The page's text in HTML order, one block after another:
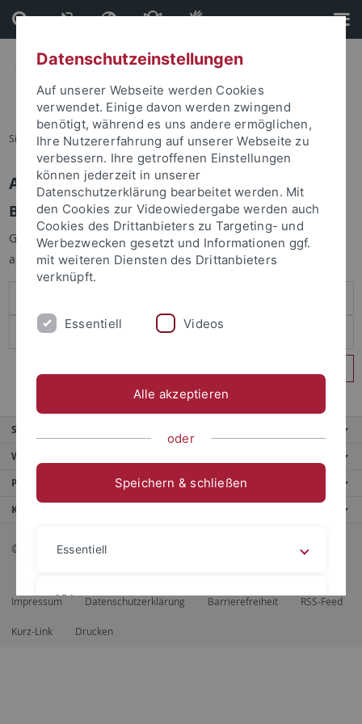
Direkt
zum
Inhalt
Direkt
zur
Fußleiste
Sie sind hier: Startseite
Anmelden
Benutzeranmeldung
Geben Sie Ihren Benutzernamen und Ihr Passwort an um sich
anzumelden:
Service
Weitere Angebote
Portale
Kontaktinfo
© 2026 Eberhard Karls Universität Tübingen, Tübingen
Impressum Datenschutzerklärung Barrierefreiheit RSS-Feed
Kurz-Link Drucken
Datenschutzeinstellungen
Auf unserer Webseite werden Cookies
verwendet. Einige davon werden zwingend
benötigt, während es uns andere ermöglichen,
Ihre Nutzererfahrung auf unserer Webseite zu
verbessern. Ihre getroffenen Einstellungen
können jederzeit in unserer
Datenschutzerklärung bearbeitet werden. Mit
den Cookies zur Videowiedergabe werden auch
Cookies des Drittanbieters zu Targeting- und
Werbezwecken gesetzt und Informationen ggf.
mit weiteren Diensten des Drittanbieters
verknüpft.
Essentiell Videos
Alle akzeptieren
oder
Speichern & schließen
Essentiell
Videos